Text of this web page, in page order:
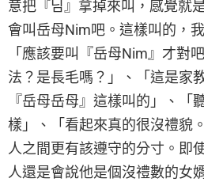
意把『님』拿掉來叫，感覺就
會叫岳母Nim吧。這樣叫的，
「應該要叫『岳母Nim』才對
法？是長毛嗎？」、「這是家
『岳母岳母』這樣叫的」、「
樣」、「看起來真的很沒禮貌
人之間更有該遵守的分寸。即
人還是會說他是個沒禮數的女